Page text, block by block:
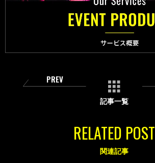
PREV
記事一覧
RELATED POST
関連記事